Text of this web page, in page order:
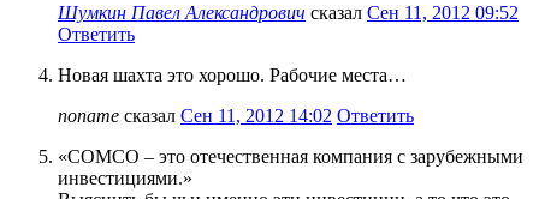
Шумкин Павел Александрович сказал Сен 11, 2012 09:52
Ответить
Новая шахта это хорошо. Рабочие места…
noname сказал Сен 11, 2012 14:02 Ответить
«COMCO – это отечественная компания с зарубежными
инвестициями.»